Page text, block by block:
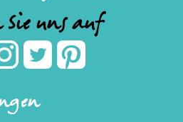
Sie uns auf